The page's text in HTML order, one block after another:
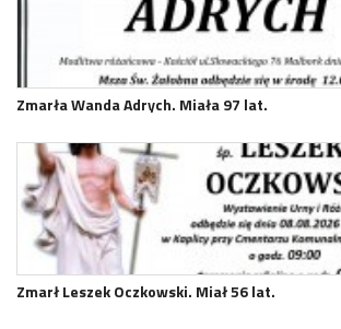
Zmarła Wanda Adrych. Miała 97 lat.
Zmarł Leszek Oczkowski. Miał 56 lat.